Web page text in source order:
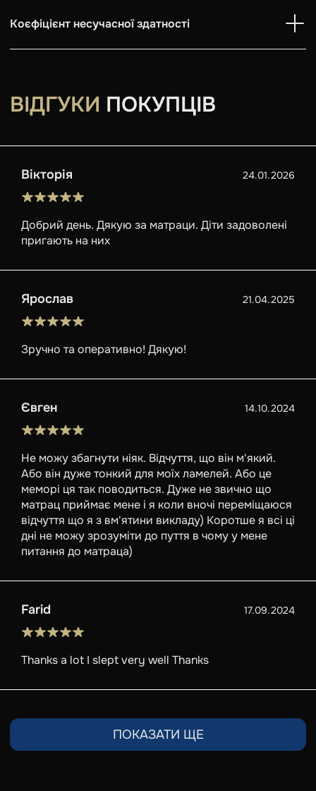
Коєфіцієнт несучасної здатності
ВІДГУКИ ПОКУПЦІВ
Вікторія 24.01.2026
Добрий день. Дякую за матраци. Діти задоволені
пригають на них
Ярослав 21.04.2025
Зручно та оперативно! Дякую!
Євген 14.10.2024
Не можу збагнути ніяк. Відчуття, що він м'який.
Або він дуже тонкий для моїх ламелей. Або це
меморі ця так поводиться. Дуже не звично що
матрац приймає мене і я коли вночі переміщаюся
відчуття що я з вм'ятини викладу) Коротше я всі ці
дні не можу зрозуміти до пуття в чому у мене
питання до матраца)
Farid 17.09.2024
Thanks a lot I slept very well Thanks
ПОКАЗАТИ ЩЕ